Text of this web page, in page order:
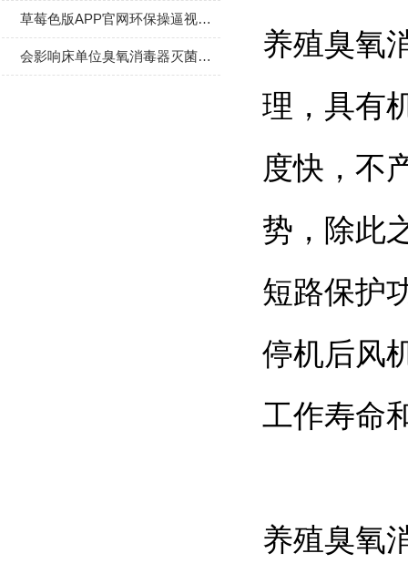
草莓色版APP官网环保操逼视频草莓视频
会影响床单位臭氧消毒器灭菌效果的三大因素介绍
养殖臭氧
理，具有
度快，
势，除
短路保护
停机后风
工作寿命和
养殖臭氧